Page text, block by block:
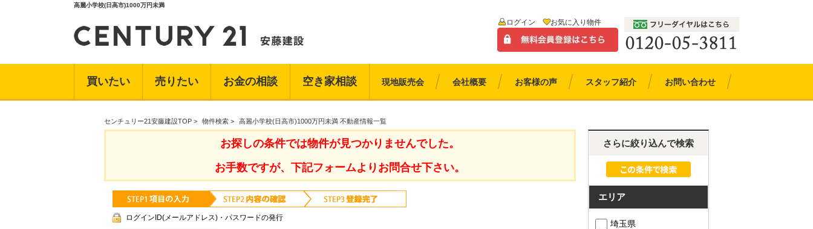
高麗小学校(日高市)1000万円未満
ログイン お気に入り物件
買いたい 売りたい お金の相談 空き家相談 現地販売会 会社概要 お客様の声 スタッフ紹介 お問い合わせ
センチュリー21安藤建設TOP > 物件検索 > 高麗小学校(日高市)1000万円未満 不動産情報一覧
お探しの条件では物件が見つかりませんでした。
お手数ですが、下記フォームよりお問合せ下さい。
ログインID(メールアドレス)・パスワードの発行
さらに絞り込んで検索
エリア
埼玉県